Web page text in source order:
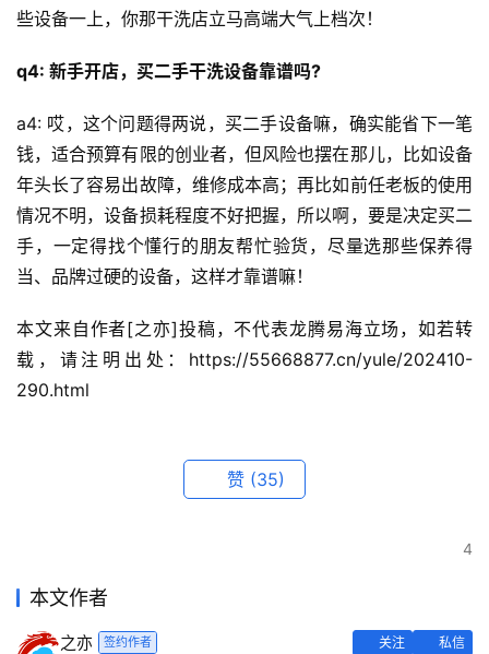
些设备一上，你那干洗店立马高端大气上档次！
q4: 新手开店，买二手干洗设备靠谱吗?
a4: 哎，这个问题得两说，买二手设备嘛，确实能省下一笔
钱，适合预算有限的创业者，但风险也摆在那儿，比如设备
年头长了容易出故障，维修成本高；再比如前任老板的使用
情况不明，设备损耗程度不好把握，所以啊，要是决定买二
手，一定得找个懂行的朋友帮忙验货，尽量选那些保养得
当、品牌过硬的设备，这样才靠谱嘛！
本文来自作者[之亦]投稿，不代表龙腾易海立场，如若转
载，请注明出处：https://55668877.cn/yule/202410-
290.html
赞 (35)
4
本文作者
之亦 签约作者 关注
私信